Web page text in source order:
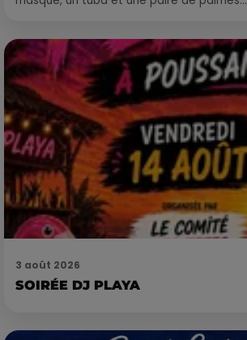
3 août 2026
SOIRÉE DJ PLAYA